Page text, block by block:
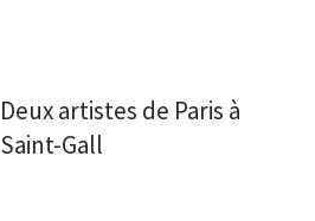
Deux artistes de Paris à
Saint-Gall